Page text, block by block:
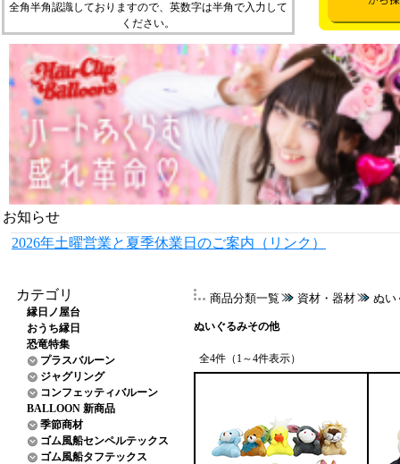
全角半角認識しておりますので、英数字は半角で入力して
ください。
お知らせ
2026年土曜営業と夏季休業日のご案内（リンク）
カテゴリ
縁日ノ屋台
おうち縁日
恐竜特集
プラスバルーン
ジャグリング
コンフェッティバルーン
BALLOON 新商品
季節商材
ゴム風船センペルテックス
ゴム風船タフテックス
商品分類一覧 資材・器材 ぬい
ぬいぐるみその他
全4件（1～4件表示）